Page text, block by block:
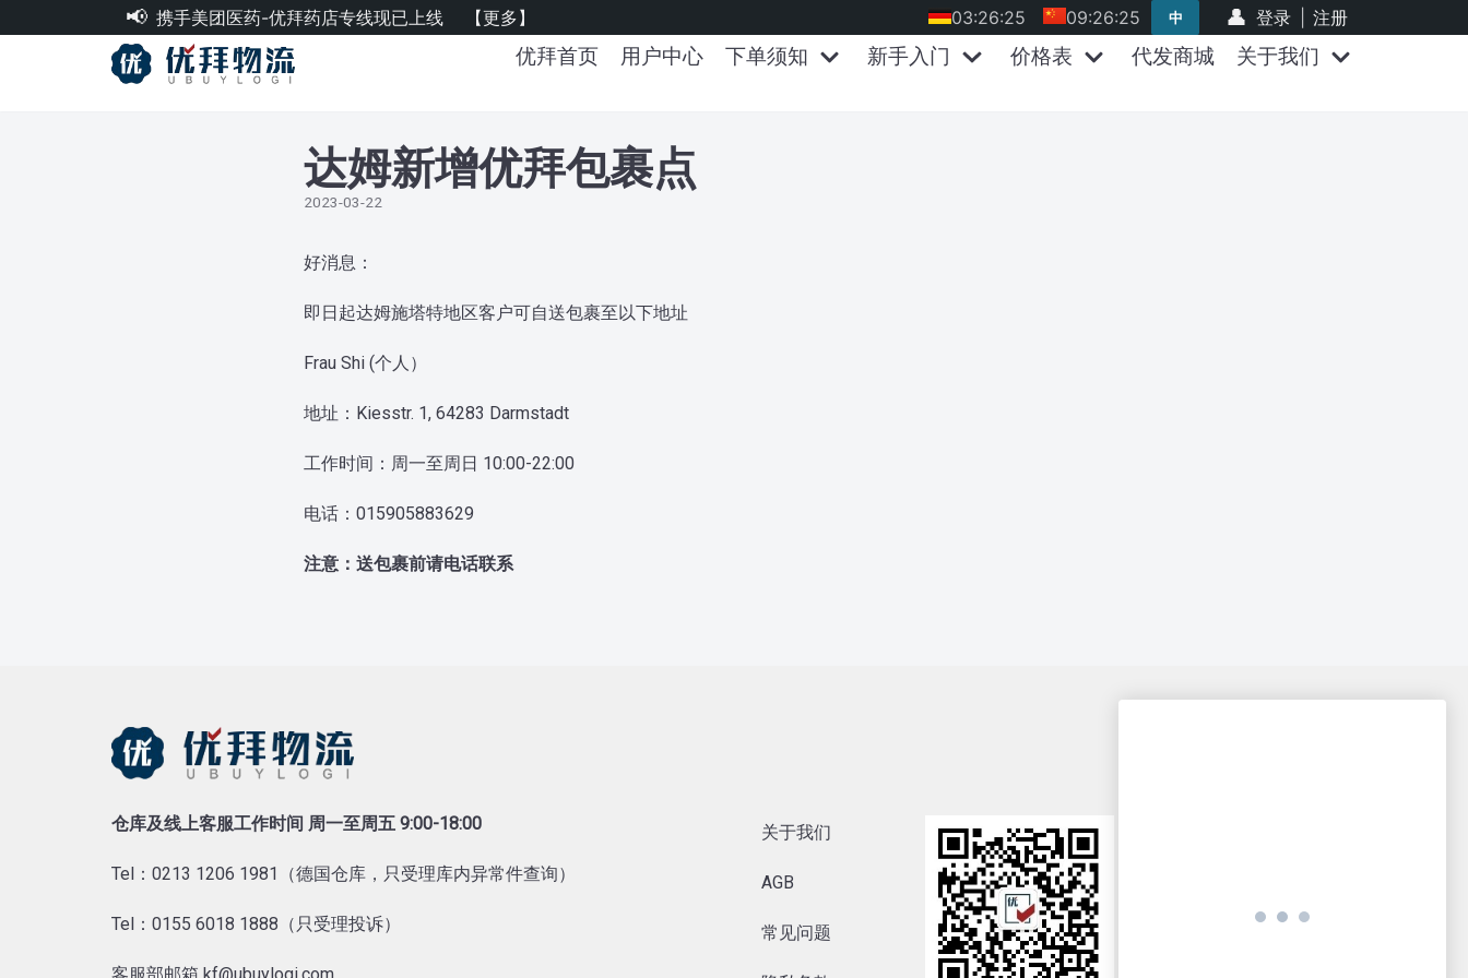
优拜首页 用户中心 下单须知 新手入门 价格表 代发商城 关于我们
携手美团医药-优拜药店专线现已上线 【更多】 注册
登录
中
09:26:26
03:26:26
达姆新增优拜包裹点
2023-03-22
好消息：
即日起达姆施塔特地区客户可自送包裹至以下地址
Frau Shi (个人）
地址：Kiesstr. 1, 64283 Darmstadt
工作时间：周一至周日 10:00-22:00
电话：015905883629
注意：送包裹前请电话联系
仓库及线上客服工作时间 周一至周五 9:00-18:00
Tel：0213 1206 1981（德国仓库，只受理库内异常件查询）
Tel：0155 6018 1888（只受理投诉）
关于我们
AGB
常见问题